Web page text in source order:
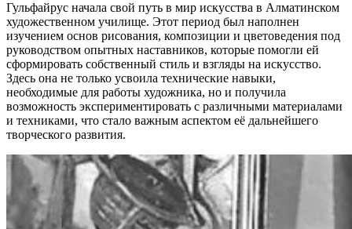
Гульфайрус начала свой путь в мир искусства в Алматинском
художественном училище. Этот период был наполнен
изучением основ рисования, композиции и цветоведения под
руководством опытных наставников, которые помогли ей
сформировать собственный стиль и взгляды на искусство.
Здесь она не только усвоила технические навыки,
необходимые для работы художника, но и получила
возможность экспериментировать с различными материалами
и техниками, что стало важным аспектом её дальнейшего
творческого развития.